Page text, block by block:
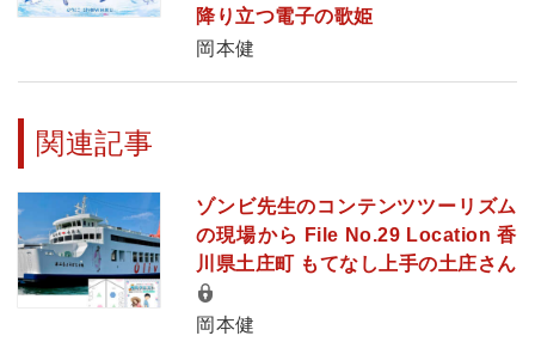
降り立つ電子の歌姫
岡本健
関連記事
ゾンビ先生のコンテンツツーリズム
の現場から File No.29 Location 香
川県土庄町 もてなし上手の土庄さん
岡本健